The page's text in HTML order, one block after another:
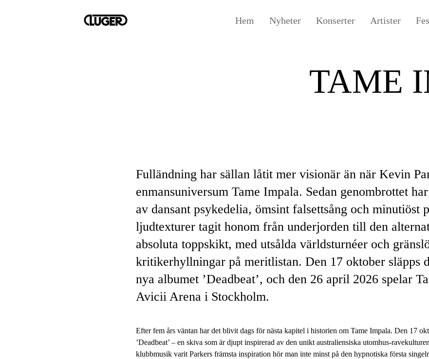
Hem Nyheter Konserter Artister
TAME
Fulländning har sällan låtit mer visionär än när Kevin
enmansuniversum Tame Impala. Sedan genombrottet
av dansant psykedelia, ömsint falsettsång och minutiöst
ljudtexturer tagit honom från underjorden till den
absoluta toppskikt, med utsålda världsturnéer och
kritikerhyllningar på meritlistan. Den 17 oktober släpps
nya albumet ’Deadbeat’, och den 26 april 2026 spelar
Avicii Arena i Stockholm.
Efter fem års väntan har det blivit dags för nästa kapitel i historien om Tame Impala. Den 17
’Deadbeat’ – en skiva som är djupt inspirerad av den unikt australiensiska utomhus-
klubbmusik varit Parkers främsta inspiration hör man inte minst på den hypnotiska första